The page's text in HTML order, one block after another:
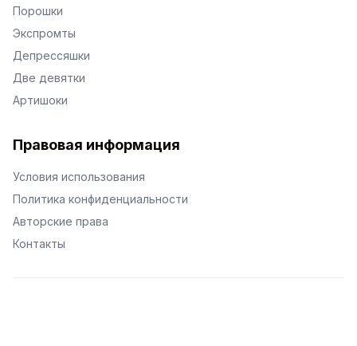
Порошки
Экспромты
Депрессяшки
Две девятки
Артишоки
Правовая информация
Условия использования
Политика конфиденциальности
Авторские права
Контакты